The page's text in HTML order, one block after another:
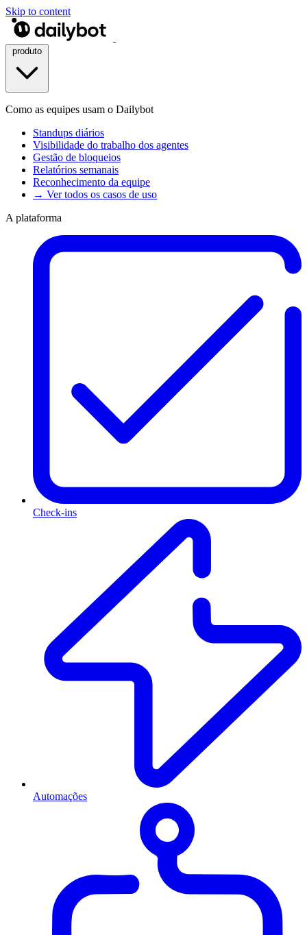
Skip to content
Como as equipes usam o Dailybot
Standups diários
Visibilidade do trabalho dos agentes
Gestão de bloqueios
Relatórios semanais
Reconhecimento da equipe
→ Ver todos os casos de uso
A plataforma
Check-ins
Automações